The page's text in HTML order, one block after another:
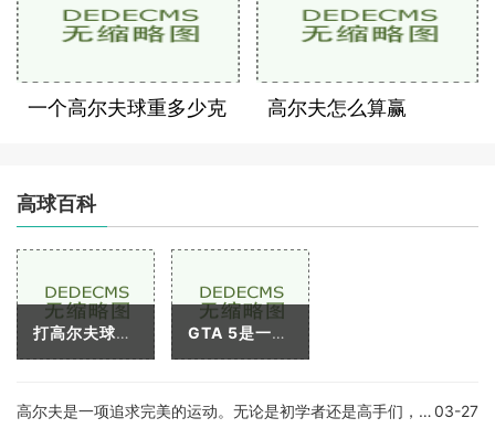
一个高尔夫球重多少克 高尔夫怎么算赢
高球百科
打高尔夫球是一项广受欢迎的运动项目，其难度系数颇高，需要球员掌握正确的击球姿势，才能够发挥出最佳的水平。而在高尔夫球中，打球姿势牌子无疑是非常关键的一部分。今天， GTA 5是一款非常受欢迎的游戏，其中有很多任务和可玩性。其中之一就是高尔夫球场。在GTA 5中玩高尔夫，不仅可以使玩家放松身心，还可以带来额外的奖励和成就。本文将详细介绍如何
高尔夫是一项追求完美的运动。无论是初学者还是高手们，都需要花费大量的时间去练习和改善自己的技巧。在高尔夫比赛中，技术的优劣不仅决定着一个球员的胜负，也决定着他们的03-27